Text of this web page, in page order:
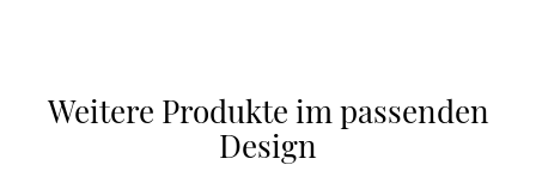
Weitere Produkte im passenden
Design